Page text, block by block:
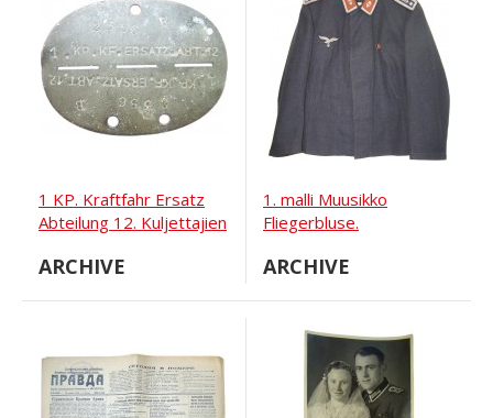
1 KP. Kraftfahr Ersatz
Abteilung 12. Kuljettajien
ARCHIVE
1. malli Muusikko
Fliegerbluse.
ARCHIVE